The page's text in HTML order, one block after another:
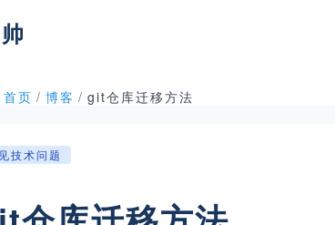
首页 / 博客 / git仓库迁移方法
技术问题